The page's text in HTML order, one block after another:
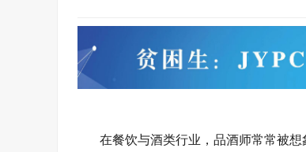
在餐饮与酒类行业，品酒师常常被